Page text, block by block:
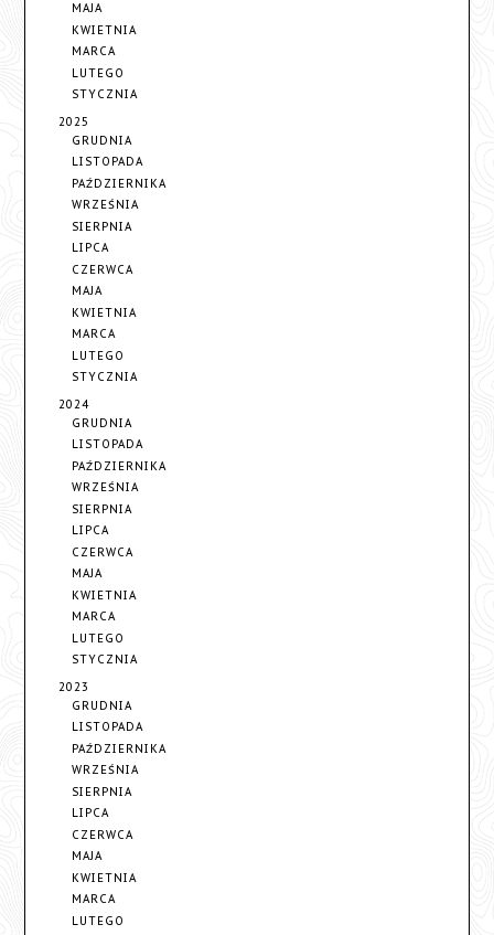
MAJA
KWIETNIA
MARCA
LUTEGO
STYCZNIA
2025
GRUDNIA
LISTOPADA
PAŹDZIERNIKA
WRZEŚNIA
SIERPNIA
LIPCA
CZERWCA
MAJA
KWIETNIA
MARCA
LUTEGO
STYCZNIA
2024
GRUDNIA
LISTOPADA
PAŹDZIERNIKA
WRZEŚNIA
SIERPNIA
LIPCA
CZERWCA
MAJA
KWIETNIA
MARCA
LUTEGO
STYCZNIA
2023
GRUDNIA
LISTOPADA
PAŹDZIERNIKA
WRZEŚNIA
SIERPNIA
LIPCA
CZERWCA
MAJA
KWIETNIA
MARCA
LUTEGO